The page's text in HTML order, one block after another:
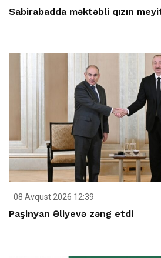
Sabirabadda məktəbli qızın
08 Avqust 2026 12:39
Paşinyan Əliyevə zəng etdi